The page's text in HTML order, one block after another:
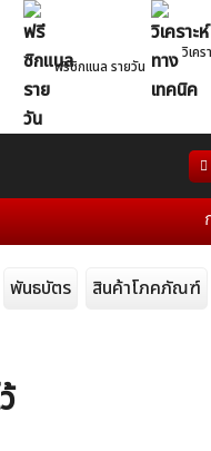
ฟรีซิกแนล รายวัน
วิเค
การล
พันธบัตร สินค้าโภคภัณฑ์